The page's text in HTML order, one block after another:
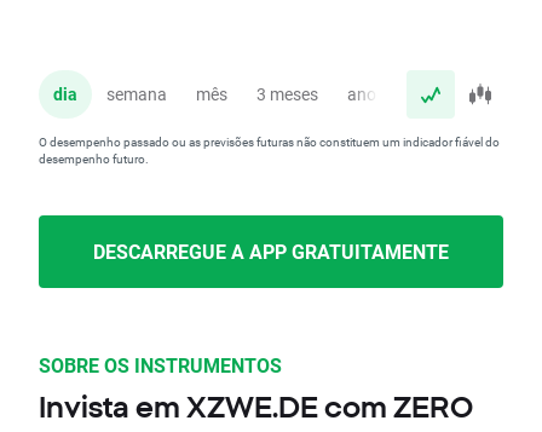
dia semana mês 3 meses ano
O desempenho passado ou as previsões futuras não constituem um indicador fiável do
desempenho futuro.
DESCARREGUE A APP GRATUITAMENTE
SOBRE OS INSTRUMENTOS
Invista em XZWE.DE com ZERO